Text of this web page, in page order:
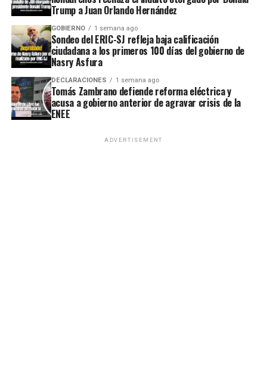
Trump a Juan Orlando Hernández
GOBIERNO 1 semana ago
Sondeo del ERIC-SJ refleja baja calificación
ciudadana a los primeros 100 días del gobierno de
Nasry Asfura
DECLARACIONES 1 semana ago
Tomás Zambrano defiende reforma eléctrica y
acusa a gobierno anterior de agravar crisis de la
ENEE
ADVERTISEMENT